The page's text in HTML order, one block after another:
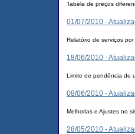
Tabela de preços
01/07/2010 -
Relatório de serviços por
18/06/2010 -
Limite de pendência de
08/06/2010 -
Melhorias e Ajustes no
28/05/2010 -